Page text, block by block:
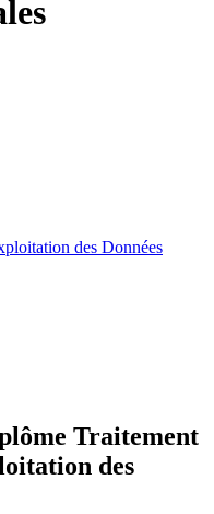
des Données
Traitement
des